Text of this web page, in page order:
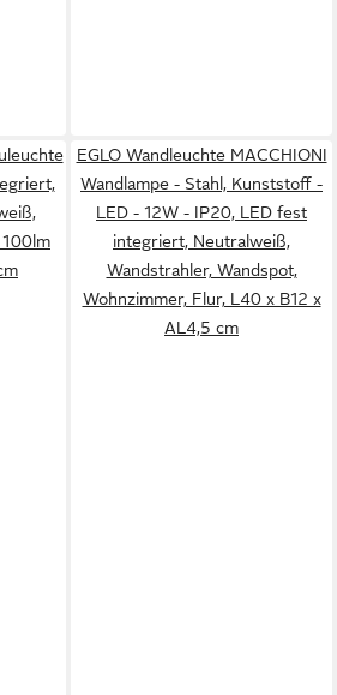
EGLO Wandleuchte MACCHIONI
Wandlampe - Stahl, Kunststoff -
LED - 12W - IP20, LED fest
integriert, Neutralweiß,
Wandstrahler, Wandspot,
Wohnzimmer, Flur, L40 x B12 x
AL4,5 cm